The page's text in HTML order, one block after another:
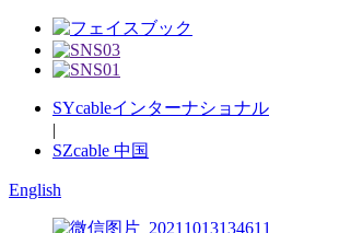
SYcableインターナショナル
|
SZcable 中国
English